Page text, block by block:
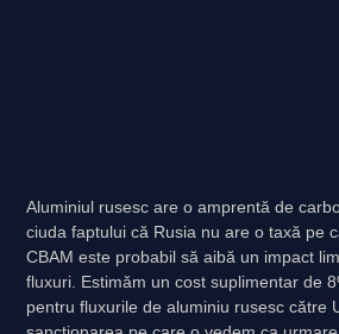
Aluminiul rusesc are o amprentă de
ciuda faptului că Rusia nu are o taxă pe
CBAM este probabil să aibă un impact
fluxuri. Estimăm un cost suplimentar de
pentru fluxurile de aluminiu rusesc către